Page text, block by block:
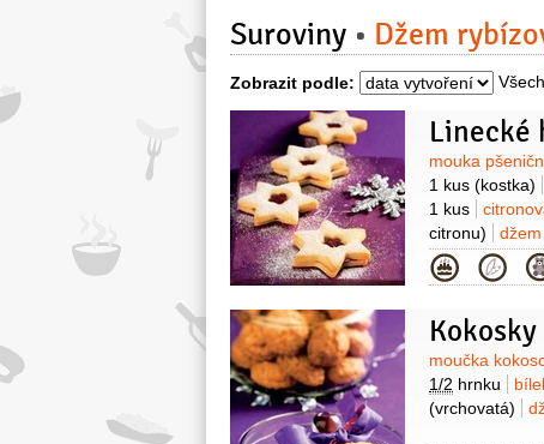
Suroviny Džem
Zobrazit podle:
Linecké
Suroviny
mouka
1 kus (kostka)
1 kus
citronu)
slepení)
Kokosky
Suroviny
moučka
1/2 hrnku
(vrchovatá)